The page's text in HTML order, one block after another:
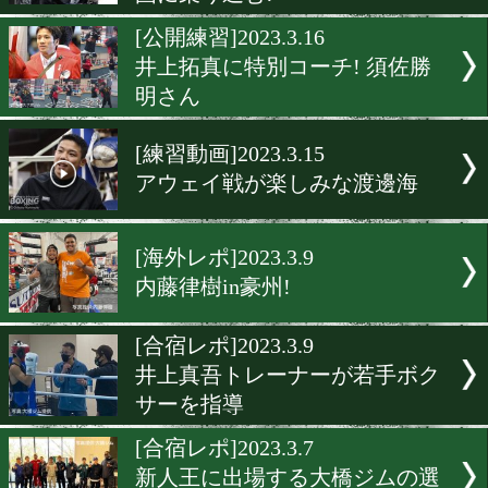
[練習動画]2023.3.18
日本バンタム級戦はKO決
の技術戦
[公開練習]2023.3.16
吉野修一郎! 日本代表とし
国に乗り込む!
[公開練習]2023.3.16
井上拓真に特別コーチ! 須
明さん
[練習動画]2023.3.15
アウェイ戦が楽しみな渡邊